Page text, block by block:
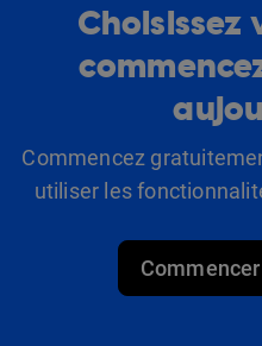
Commencez
utiliser les